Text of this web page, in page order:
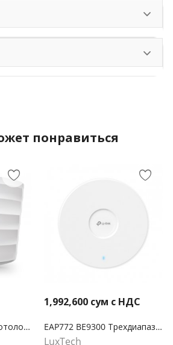
понравиться
EAP265 HD AC1750 Потолочная гигабитная точка доступа Wi-Fi с MU-MIMO
1,992,600 сум с НДС
EAP772 BE9300 Трехдиапазонная потолочная точка доступа Wi-Fi 7
LuxTech